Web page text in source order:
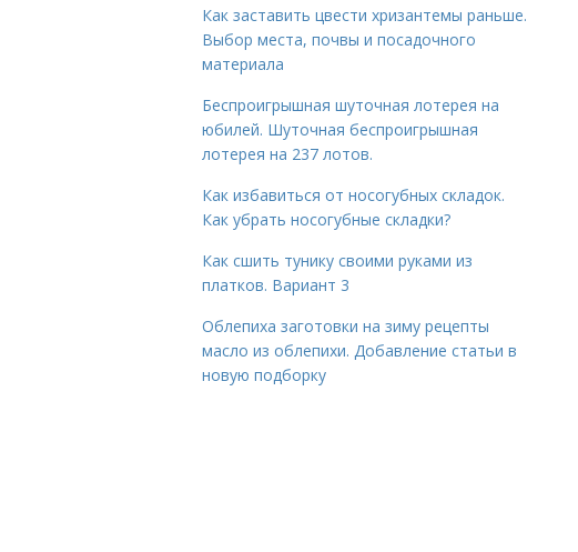
Как заставить цвести хризантемы раньше.
Выбор места, почвы и посадочного
материала
Беспроигрышная шуточная лотерея на
юбилей. Шуточная беспроигрышная
лотерея на 237 лотов.
Как избавиться от носогубных складок.
Как убрать носогубные складки?
Как сшить тунику своими руками из
платков. Вариант 3
Облепиха заготовки на зиму рецепты
масло из облепихи. Добавление статьи в
новую подборку